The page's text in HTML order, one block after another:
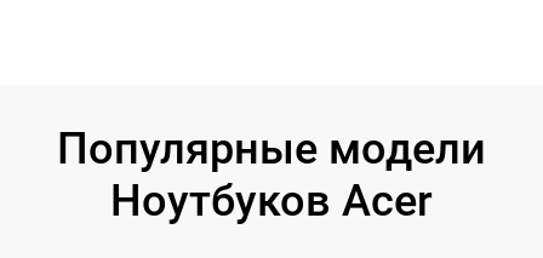
Популярные модели
Ноутбуков Acer